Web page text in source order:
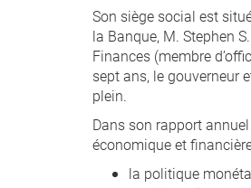
Son siège social est
la Banque, M. Stephen
Finances (membre
sept ans, le gouverneur
plein.
Dans son rapport
économique et
la politique